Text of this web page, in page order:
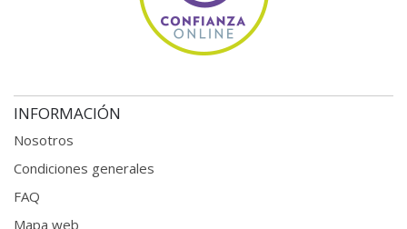
INFORMACIÓN
Nosotros
Condiciones generales
FAQ
Mapa web